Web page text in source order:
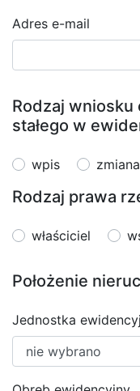
Adres e-mail
Rodzaj wniosku
stałego w
wpis zmiana
Rodzaj prawa
właściciel
Położenie
Jednostka